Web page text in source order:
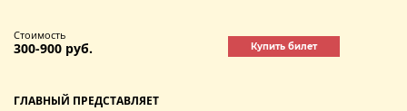
Стоимость
300-900 руб. Купить билет
ГЛАВНЫЙ ПРЕДСТАВЛЯЕТ